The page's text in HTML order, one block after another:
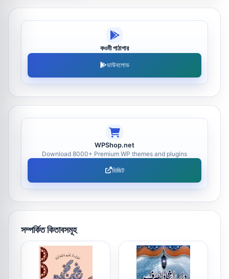
কওমী পাঠাগার
ডাউনলোড
WPShop.net
Download 8000+ Premium WP themes and plugins
ভিজিট
সম্পর্কিত কিতাবসমূহ